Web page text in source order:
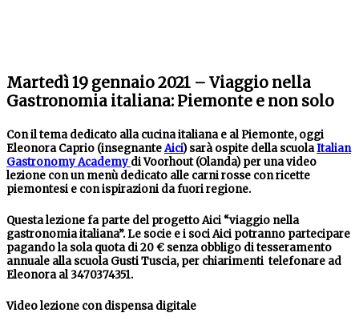
Martedì 19 gennaio 2021 – Viaggio nella
Gastronomia italiana: Piemonte e non solo
Con il tema dedicato alla cucina italiana e al Piemonte, oggi
Eleonora Caprio (insegnanteAici) sarà ospite della scuolaItalian
Gastronomy Academy di Voorhout (Olanda) per una video
lezione con un menù dedicato alle carni rosse con ricette
piemontesi e con ispirazioni da fuori regione.
Questa lezione fa parte del progetto Aici “viaggio nella
gastronomia italiana”. Le socie e i soci Aici potranno partecipare
pagando la sola quota di 20 € senza obbligo di tesseramento
annuale alla scuola Gusti Tuscia, per chiarimenti telefonare ad
Eleonora al 3470374351.
Video lezione con dispensa digitale